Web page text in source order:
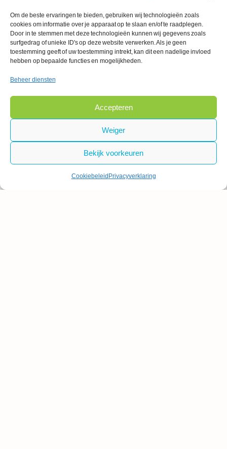
Om de beste ervaringen te bieden, gebruiken wij technologieën zoals
cookies om informatie over je apparaat op te slaan en/of te raadplegen.
Door in te stemmen met deze technologieën kunnen wij gegevens zoals
surfgedrag of unieke ID's op deze website verwerken. Als je geen
toestemming geeft of uw toestemming intrekt, kan dit een nadelige invloed
hebben op bepaalde functies en mogelijkheden.
Beheer diensten
Accepteren
Weiger
Bekijk voorkeuren
Cookiebeleid Privacyverklaring
Enter your location
Routebeschrijving
Beelden